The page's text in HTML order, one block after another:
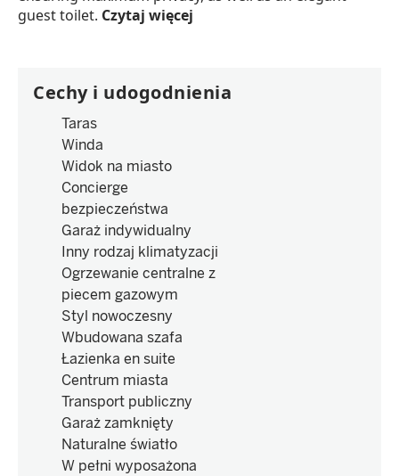
guest toilet. Czytaj więcej
Cechy i udogodnienia
Taras
Winda
Widok na miasto
Concierge
bezpieczeństwa
Garaż indywidualny
Inny rodzaj klimatyzacji
Ogrzewanie centralne z
piecem gazowym
Styl nowoczesny
Wbudowana szafa
Łazienka en suite
Centrum miasta
Transport publiczny
Garaż zamknięty
Naturalne światło
W pełni wyposażona